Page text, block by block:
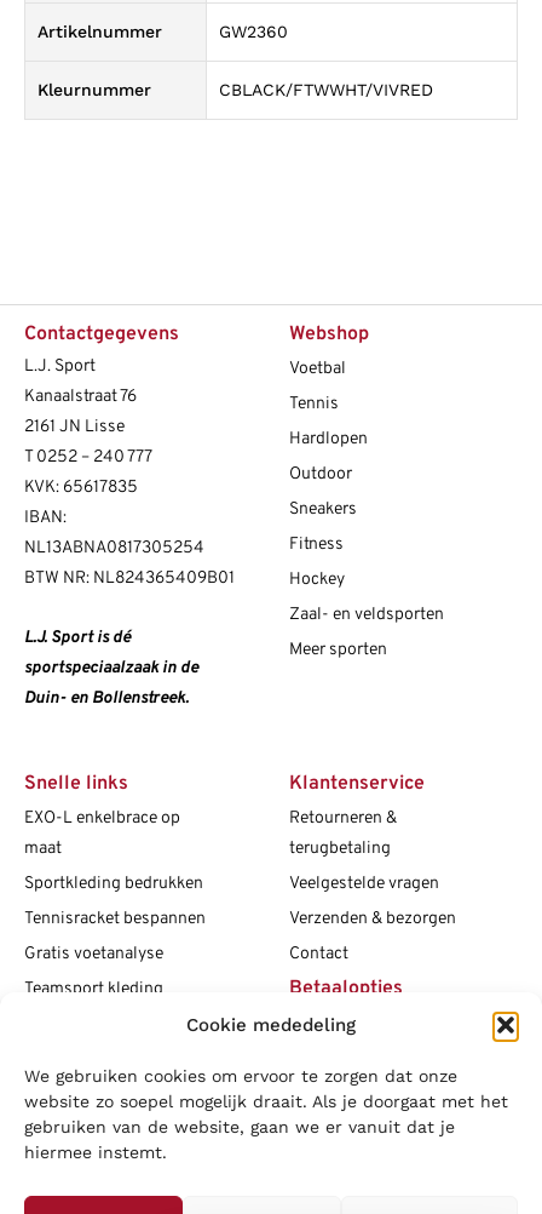
Cookie mededeling
We gebruiken cookies om ervoor te zorgen dat onze
website zo soepel mogelijk draait. Als je doorgaat met het
gebruiken van de website, gaan we er vanuit dat je
hiermee instemt.
Artikelnummer GW2360
Kleurnummer CBLACK/FTWWHT/VIVRED
Contactgegevens
L.J. Sport
Kanaalstraat 76
2161 JN Lisse
T 0252 – 240 777
KVK: 65617835
IBAN:
NL13ABNA0817305254
BTW NR: NL824365409B01
L.J. Sport is dé
sportspeciaalzaak in de
Duin- en Bollenstreek.
Webshop
Voetbal
Tennis
Hardlopen
Outdoor
Sneakers
Fitness
Hockey
Zaal- en veldsporten
Meer sporten
Snelle links
EXO-L enkelbrace op
maat
Sportkleding bedrukken
Tennisracket bespannen
Gratis voetanalyse
Teamsport kleding
Vacatures
Blogs
Klantenservice
Retourneren &
terugbetaling
Veelgestelde vragen
Verzenden & bezorgen
Contact
Betaalopties
Social media